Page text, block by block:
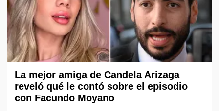
La mejor amiga de Candela Arizaga
reveló qué le contó sobre el episodio
con Facundo Moyano